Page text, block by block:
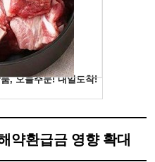
약환급금 영향 확대